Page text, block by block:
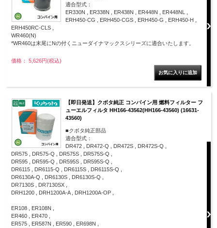
適合型式：
ER330N , ER338N , ER438N , ER448N , ER448NL ,
ERH450-CG , ERH450-CGS , ERH450-G , ERH450-H ,
ERH450RC-CLS ,
WR460(N)
*WR460は末尾にNの付くニューダイナマックスシリーズに適合いたします。
価格： 5,626円(税込)
【即日発送】クボタ純正 コンバイン用 燃料フィルター フ
ューエルフィルタ HH166-43562(HH166-43560) (16631-
43560)
■クボタ純正部品
適合型式：
DR472 , DR472-Q , DR472S , DR472S-Q ,
DR575 , DR575-Q , DR575S , DR575S-Q ,
DR595 , DR595-Q , DR595S , DR595S-Q ,
DR6115 , DR6115-Q , DR6115S , DR6115S-Q ,
DR6130A-Q , DR6130S , DR6130S-Q ,
DR7130S , DR7130SX ,
DRH1200 , DRH1200A-A , DRH1200A-OP ,
ER108 , ER108N ,
ER460 , ER470 ,
ER575 , ER587N , ER590 , ER698N ,